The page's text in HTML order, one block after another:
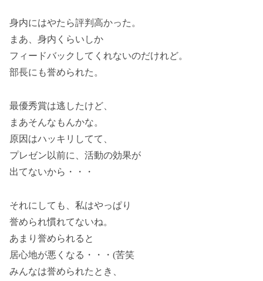
身内にはやたら評判高かった。
まあ、身内くらいしか
フィードバックしてくれないのだけれど。
部長にも誉められた。
最優秀賞は逃したけど、
まあそんなもんかな。
原因はハッキリしてて、
プレゼン以前に、活動の効果が
出てないから・・・
それにしても、私はやっぱり
誉められ慣れてないね。
あまり誉められると
居心地が悪くなる・・・(苦笑
みんなは誉められたとき、